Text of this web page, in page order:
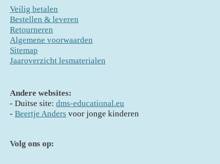
Veilig betalen
Bestellen & leveren
Retourneren
Algemene voorwaarden
Sitemap
Jaaroverzicht lesmaterialen
Andere websites:
- Duitse site: dms-educational.eu
- Beertje Anders voor jonge kinderen
Volg ons op: